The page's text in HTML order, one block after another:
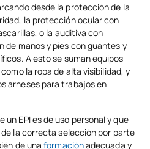
desde la protección de la
la protección ocular con
o la auditiva con
manos y pies con guantes y
A esto se suman equipos
la ropa de alta visibilidad, y
arneses para trabajos en
EPI es de uso personal y que
la correcta selección por parte
de unaformaciónadecuada y